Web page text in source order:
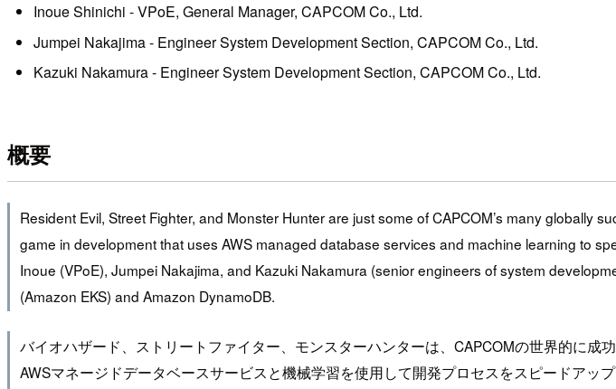
Inoue Shinichi - VPoE, General Manager, CAPCOM Co., Ltd.
Jumpei Nakajima - Engineer System Development Section, CAPCOM Co., Ltd.
Kazuki Nakamura - Engineer System Development Section, CAPCOM Co., Ltd.
概要
Resident Evil, Street Fighter, and Monster Hunter are just some of CAPCOM’s many globally
game in development that uses AWS managed database services and machine learning to
Inoue (VPoE), Jumpei Nakajima, and Kazuki Nakamura (senior engineers of system
(Amazon EKS) and Amazon DynamoDB.
バイオハザード、ストリートファイター、モンスターハンターは、CAPCOMの世界的に成
AWSマネージドデータベースサービスと機械学習を使用して開発プロセスをスピードア